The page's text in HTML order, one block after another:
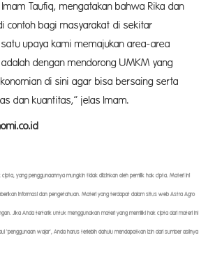
Imam Taufiq, mengatakan bahwa Rika dan
contoh bagi masyarakat di sekitar
satu upaya kami memajukan area-area
dengan mendorong UMKM yang
di sini agar bisa bersaing serta
dan kuantitas,” jelas Imam.
cipta, yang penggunaannya mungkin tidak diizinkan oleh pemilik hak cipta. Materi ini
informasi dan pengetahuan. Materi yang terdapat dalam situs web Astra Agro
Jika Anda tertarik untuk menggunakan materi yang memiliki hak cipta dari materi ini
‘penggunaan wajar’, Anda harus terlebih dahulu mendapatkan izin dari sumber aslinya